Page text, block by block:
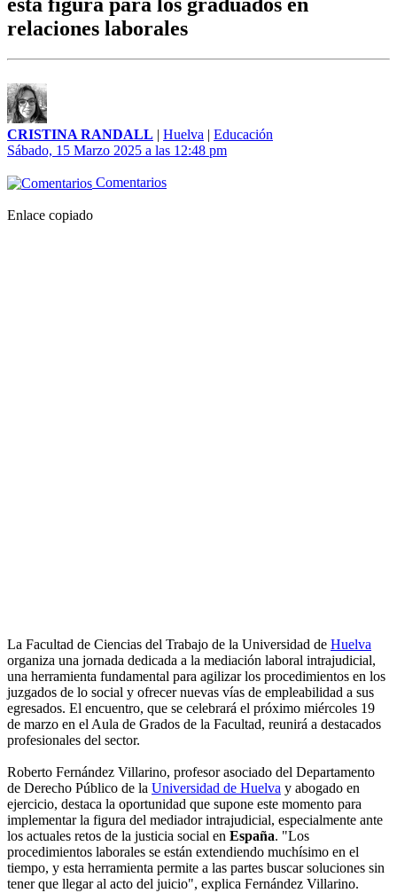
relaciones laborales
CRISTINA RANDALL | Huelva | Educación
Sábado, 15 Marzo 2025 a las 12:48 pm
Comentarios
Enlace copiado
La Facultad de Ciencias del Trabajo de la Universidad de Huelva
organiza una jornada dedicada a la mediación laboral intrajudicial,
una herramienta fundamental para agilizar los procedimientos en los
juzgados de lo social y ofrecer nuevas vías de empleabilidad a sus
egresados. El encuentro, que se celebrará el próximo miércoles 19
de marzo en el Aula de Grados de la Facultad, reunirá a destacados
profesionales del sector.
Roberto Fernández Villarino, profesor asociado del Departamento
de Derecho Público de la Universidad de Huelva y abogado en
ejercicio, destaca la oportunidad que supone este momento para
implementar la figura del mediador intrajudicial, especialmente ante
los actuales retos de la justicia social en España. "Los
procedimientos laborales se están extendiendo muchísimo en el
tiempo, y esta herramienta permite a las partes buscar soluciones sin
tener que llegar al acto del juicio", explica Fernández Villarino.